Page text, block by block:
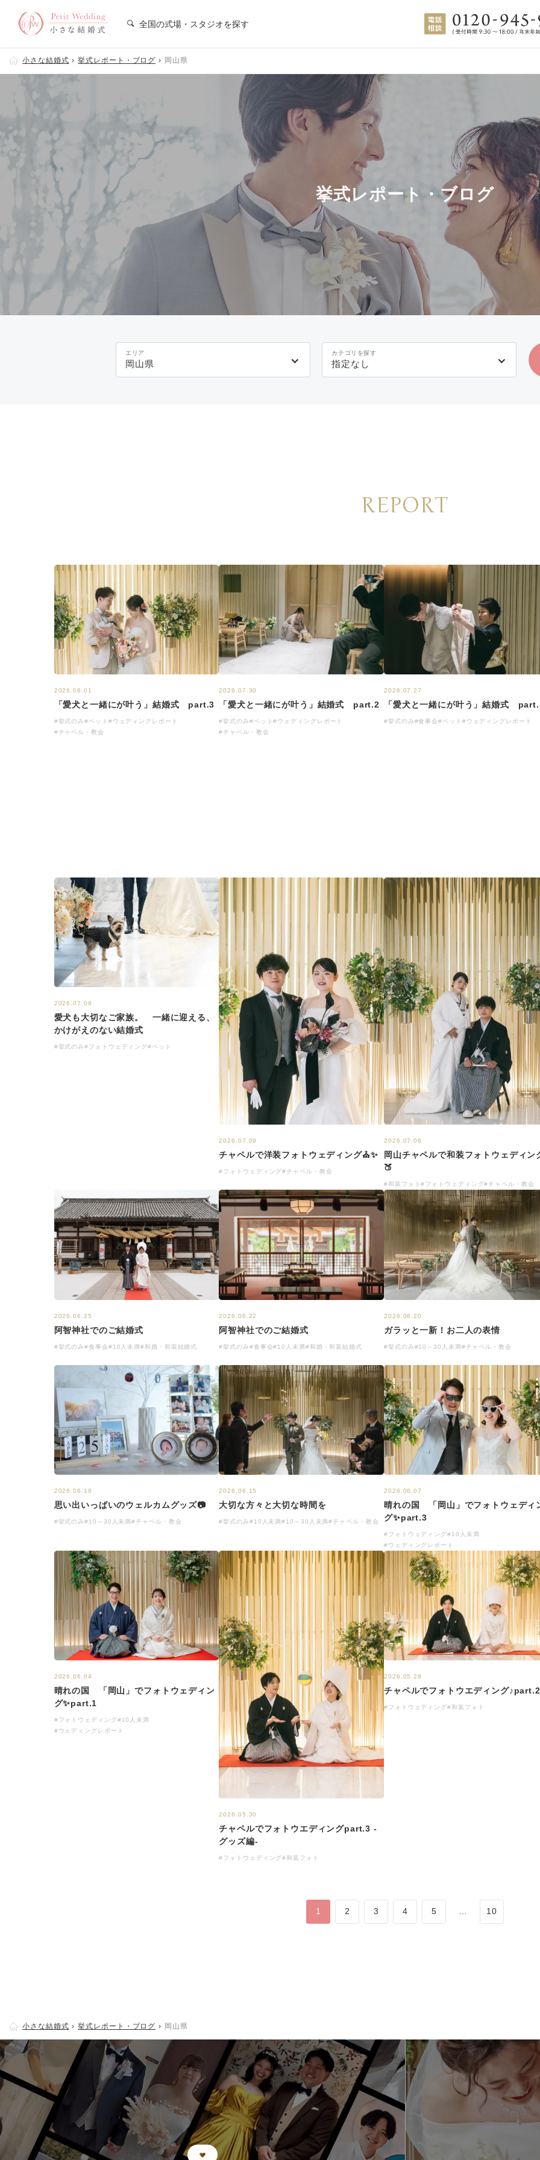
全国の式場・スタジオを探す
小さな結婚式 挙式レポート・ブログ 岡山県
挙式レポート・ブログ
エリア
岡山県
カテゴリを探す
指定なし
REPORT
2026.08.01
「愛犬と一緒にが叶う」結婚式 part.3
#挙式のみ#ペット #ウェディングレポート
#チャペル・教会
2026.07.30
「愛犬と一緒にが叶う」結婚式 part.2
#挙式のみ#ペット#ウェディングレポート
#チャペル・教会
2026.07.27
「愛犬と一緒にが叶う」結婚式
#挙式のみ#食事会#ペット #ウェディングレポート
2026.07.09
愛犬も大切なご家族。 一緒に迎える、
かけがえのない結婚式
#挙式のみ#フォトウェディング#ペット
2026.07.09
チャペルで洋装フォトウェディング⛪✨
#フォトウェディング#チャペル・教会
2026.07.06
岡山チャペルで和装フォトウェディン
🍑
#和装フォト#フォトウェディング#チャペル・教会
2026.06.25
阿智神社でのご結婚式
#挙式のみ#食事会#10人未満#和婚・和装結婚式
2026.06.22
阿智神社でのご結婚式
#挙式のみ#食事会#10人未満#和婚・和装結婚式
2026.06.20
ガラッと一新！お二人の表情
#挙式のみ#10～30人未満#チャペル・教会
2026.06.18
思い出いっぱいのウェルカムグッズ📷
#挙式のみ#10～30人未満#チャペル・教会
2026.06.15
大切な方々と大切な時間を
#挙式のみ#10人未満#10～30人未満#チャペル・教会
2026.06.07
晴れの国 「岡山」でフォトウェディ
グ✨part.3
#フォトウェディング#10人未満
#ウェディングレポート
2026.06.04
晴れの国 「岡山」でフォトウェディン
グ✨part.1
#フォトウェディング#10人未満
#ウェディングレポート
2026.05.30
チャペルでフォトウエディングpart.3 -
グッズ編-
#フォトウェディング#和装フォト
2026.05.28
チャペルでフォトウエディング♪part.2
#フォトウェディング#和装フォト
1 2 3 4 5 10
小さな結婚式 挙式レポート・ブログ 岡山県